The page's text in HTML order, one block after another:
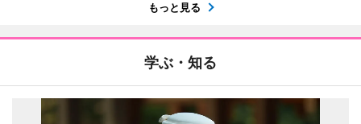
もっと見る
学ぶ・知る